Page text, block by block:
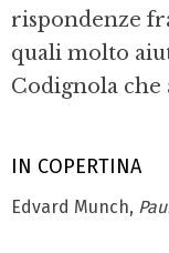
IN COPERTINA
Edvard Munch,
rispondenze
quali molto
Codignola che